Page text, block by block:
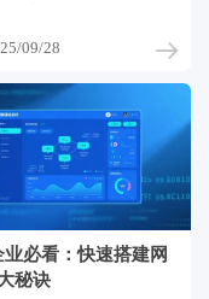
09/28
业必看：快速搭建网
秘诀